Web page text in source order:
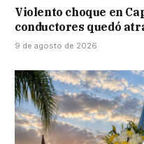
Violento choque en
conductores quedó
9 de agosto de 2026